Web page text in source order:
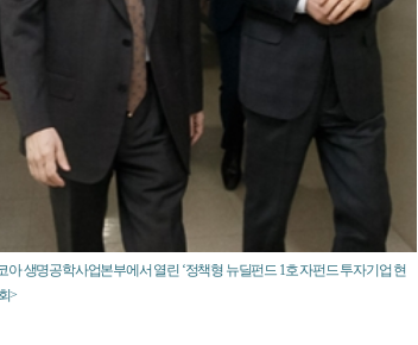
생명공학사업본부에서 열린 ‘정책형 뉴딜펀드 1호 자펀드 투자기업 현
>